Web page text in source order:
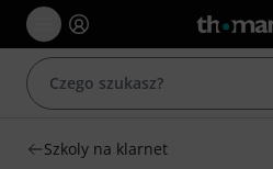
Szkoly na klarnet